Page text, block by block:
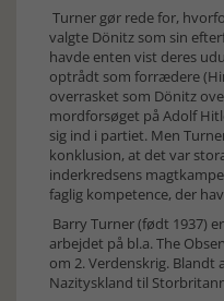
Turner gør rede for,
valgte Dönitz som sin
havde enten vist deres
optrådt som forrædere
overrasket som Dönitz
mordforsøget på Adolf
sig ind i partiet. Men
konklusion, at det var
inderkredsens
faglig kompetence, der
Barry Turner (født 1937)
arbejdet på bl.a. The
om 2. Verdenskrig. Blandt
Nazityskland til